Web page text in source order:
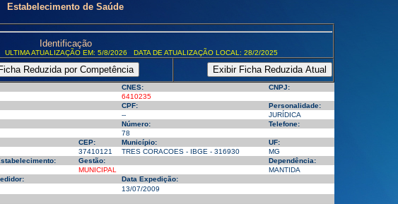
Estabelecimento de Saúde
Identificação
ULTIMA ATUALIZAÇÃO EM: 5/8/2026 DATA DE ATUALIZAÇÃO LOCAL: 28/2/2025
CNES:
CNPJ:
6410235
CPF:
Personalidade:
--
JURÍDICA
Número:
Telefone:
78
CEP: Município:
UF:
37410121 TRES CORACOES - IBGE - 316930
MG
Gestão:
Dependência:
MUNICIPAL
MANTIDA
Data Expedição:
13/07/2009